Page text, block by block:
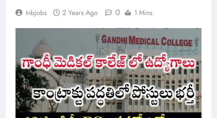
Inbjobs 2 Years Ago 0 1 Mins